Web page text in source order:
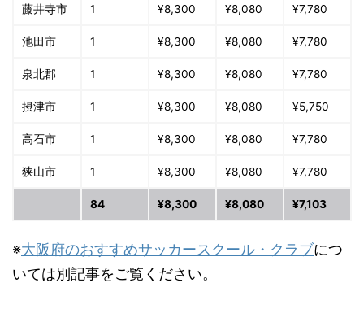
藤井寺市 1 ¥8,300 ¥8,080 ¥7,780
池田市 1 ¥8,300 ¥8,080 ¥7,780
泉北郡 1 ¥8,300 ¥8,080 ¥7,780
摂津市 1 ¥8,300 ¥8,080 ¥5,750
高石市 1 ¥8,300 ¥8,080 ¥7,780
狭山市 1 ¥8,300 ¥8,080 ¥7,780
84 ¥8,300 ¥8,080 ¥7,103
※大阪府のおすすめサッカースクール・クラブにつ
いては別記事をご覧ください。